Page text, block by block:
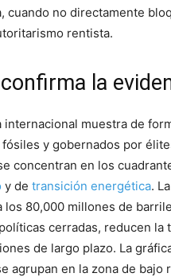
cuando no directamente
rentista.
la
internacional muestra de
y gobernados por
concentran en los
y de transición energética.
los 80,000 millones de
cerradas, reducen la
de largo plazo. La
agrupan en la zona de